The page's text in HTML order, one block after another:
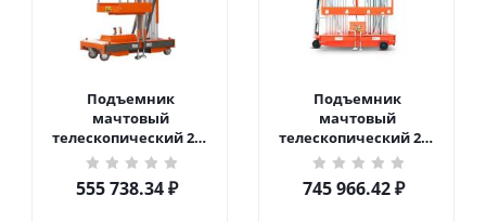
Подъемник
мачтовый
телескопический 200
кг 6 м TOR GTWY6-200S
DC 2-мачтовый
(автономный) (G) в
555 738.34₽
Подъемник
мачтовый
телескопический 200
кг 10 м TOR GTWY10-
200S DC 2-мачтовый
(автономный) (N) в
745 966.42₽